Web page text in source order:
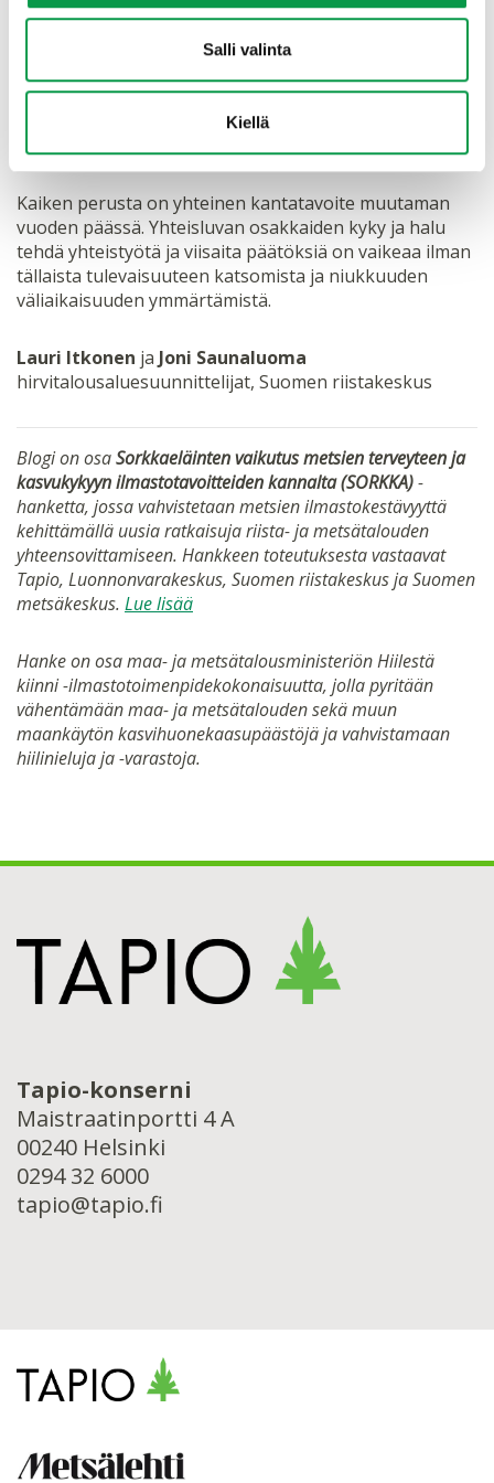
Salli valinta
Kiellä
havaintoa per seuruepäivä viestii n. 18 %
laskusuunnasta nähdyissä hirvissä eli siis
hirvikannassa seuran alueella. Indeksit toimivat
parhaiten, kun vertaillaan samaa seuraa peräkkäisinä
vuosina. Seurojen vertailu toisiinsa ei ole niin
yksiselitteistä.
Kaiken perusta on yhteinen kantatavoite muutaman
vuoden päässä. Yhteisluvan osakkaiden kyky ja halu
tehdä yhteistyötä ja viisaita päätöksiä on vaikeaa ilman
tällaista tulevaisuuteen katsomista ja niukkuuden
väliaikaisuuden ymmärtämistä.
Lauri Itkonen ja Joni Saunaluoma
hirvitalousaluesuunnittelijat, Suomen riistakeskus
Blogi on osaSorkkaeläinten vaikutus metsien terveyteen ja
kasvukykyyn ilmastotavoitteiden kannalta (SORKKA)-
hanketta, jossa vahvistetaan metsien ilmastokestävyyttä
kehittämällä uusia ratkaisuja riista- ja metsätalouden
yhteensovittamiseen. Hankkeen toteutuksesta vastaavat
Tapio, Luonnonvarakeskus, Suomen riistakeskus ja Suomen
metsäkeskus. Lue lisää
Hanke on osa maa- ja metsätalousministeriön Hiilestä
kiinni -ilmastotoimenpidekokonaisuutta, jolla pyritään
vähentämään maa- ja metsätalouden sekä muun
maankäytön kasvihuonekaasupäästöjä ja vahvistamaan
hiilinieluja ja -varastoja.
Tapio-konserni
Maistraatinportti 4 A
00240 Helsinki
0294 32 6000
tapio@tapio.fi